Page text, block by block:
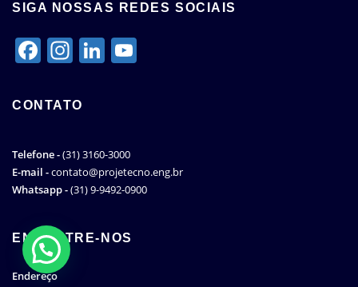
SIGA NOSSAS REDES SOCIAIS
Facebook
Instagram
LinkedIn
CONTATO
Telefone -(31) 3160-3000
E-mail -contato@projetecno.eng.br
Whatsapp -(31) 9-9492-0900
ENCONTRE-NOS
Endereço